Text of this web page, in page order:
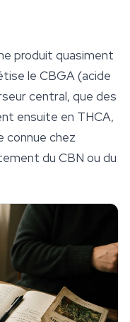
produit quasiment
le CBGA (acide
central, que des
ensuite en THCA,
connue chez
du CBN ou du